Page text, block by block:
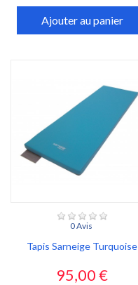
Ajouter au panier
0 Avis
Tapis Sarneige Turquoise
Prix
95,00 €